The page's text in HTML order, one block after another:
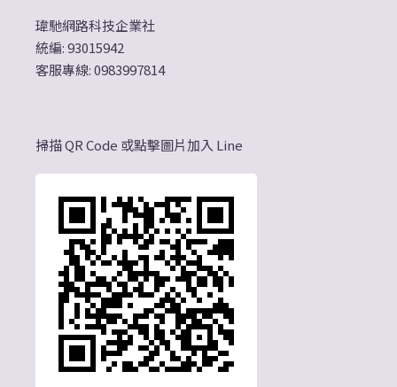
瑋馳網路科技企業社
統編: 93015942
客服專線: 0983997814
掃描 QR Code 或點擊圖片加入 Line